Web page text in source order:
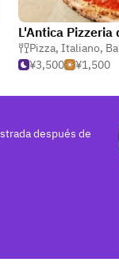
L'Antica Pizzeria
Pizza, Italiano,
¥3,500
¥1,500
después de